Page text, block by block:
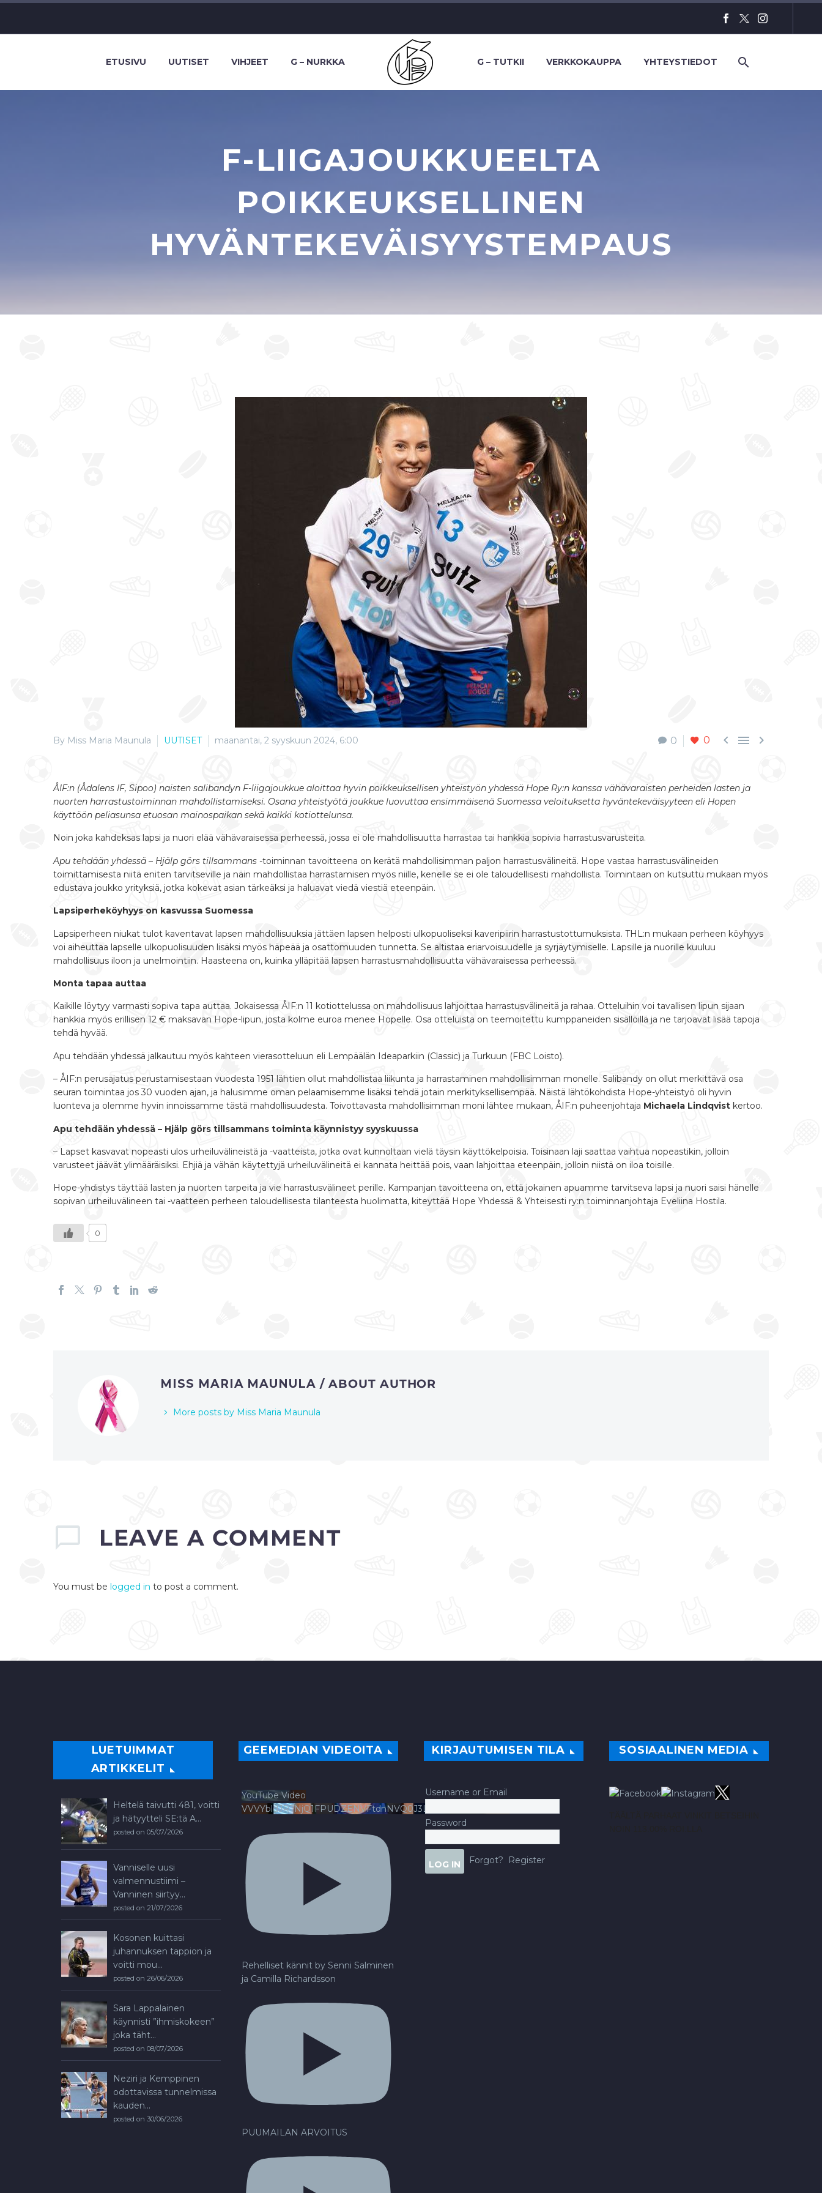
ETUSIVU UUTISET VIHJEET G – NURKKA G – TUTKII VERKKOKAUPPA YHTEYSTIEDOT
F-LIIGAJOUKKUEELTA
POIKKEUKSELLINEN
HYVÄNTEKEVÄISYYSTEMPAUS
0 0   
By Miss Maria Maunula UUTISET maanantai, 2 syyskuun 2024, 6:00
ÅIF:n (Ådalens IF, Sipoo) naisten salibandyn F-liigajoukkue aloittaa hyvin poikkeuksellisen yhteistyön yhdessä Hope Ry:n kanssa vähävaraisten perheiden lasten ja
nuorten harrastustoiminnan mahdollistamiseksi. Osana yhteistyötä joukkue luovuttaa ensimmäisenä Suomessa veloituksetta hyväntekeväisyyteen eli Hopen
käyttöön peliasunsa etuosan mainospaikan sekä kaikki kotiottelunsa.
Noin joka kahdeksas lapsi ja nuori elää vähävaraisessa perheessä, jossa ei ole mahdollisuutta harrastaa tai hankkia sopivia harrastusvarusteita.
Apu tehdään yhdessä – Hjälp görs tillsammans -toiminnan tavoitteena on kerätä mahdollisimman paljon harrastusvälineitä. Hope vastaa harrastusvälineiden
toimittamisesta niitä eniten tarvitseville ja näin mahdollistaa harrastamisen myös niille, kenelle se ei ole taloudellisesti mahdollista. Toimintaan on kutsuttu mukaan myös
edustava joukko yrityksiä, jotka kokevat asian tärkeäksi ja haluavat viedä viestiä eteenpäin.
Lapsiperheköyhyys on kasvussa Suomessa
Lapsiperheen niukat tulot kaventavat lapsen mahdollisuuksia jättäen lapsen helposti ulkopuoliseksi kaveripiirin harrastustottumuksista. THL:n mukaan perheen köyhyys
voi aiheuttaa lapselle ulkopuolisuuden lisäksi myös häpeää ja osattomuuden tunnetta. Se altistaa eriarvoisuudelle ja syrjäytymiselle. Lapsille ja nuorille kuuluu
mahdollisuus iloon ja unelmointiin. Haasteena on, kuinka ylläpitää lapsen harrastusmahdollisuutta vähävaraisessa perheessä.
Monta tapaa auttaa
Kaikille löytyy varmasti sopiva tapa auttaa. Jokaisessa ÅIF:n 11 kotiottelussa on mahdollisuus lahjoittaa harrastusvälineitä ja rahaa. Otteluihin voi tavallisen lipun sijaan
hankkia myös erillisen 12 € maksavan Hope-lipun, josta kolme euroa menee Hopelle. Osa otteluista on teemoitettu kumppaneiden sisällöillä ja ne tarjoavat lisää tapoja
tehdä hyvää.
Apu tehdään yhdessä jalkautuu myös kahteen vierasotteluun eli Lempäälän Ideaparkiin (Classic) ja Turkuun (FBC Loisto).
– ÅIF:n perusajatus perustamisestaan vuodesta 1951 lähtien ollut mahdollistaa liikunta ja harrastaminen mahdollisimman monelle. Salibandy on ollut merkittävä osa
seuran toimintaa jos 30 vuoden ajan, ja halusimme oman pelaamisemme lisäksi tehdä jotain merkityksellisempää. Näistä lähtökohdista Hope-yhteistyö oli hyvin
luonteva ja olemme hyvin innoissamme tästä mahdollisuudesta. Toivottavasta mahdollisimman moni lähtee mukaan, ÅIF:n puheenjohtaja Michaela Lindqvist kertoo.
Apu tehdään yhdessä – Hjälp görs tillsammans toiminta käynnistyy syyskuussa
– Lapset kasvavat nopeasti ulos urheiluvälineistä ja -vaatteista, jotka ovat kunnoltaan vielä täysin käyttökelpoisia. Toisinaan laji saattaa vaihtua nopeastikin, jolloin
varusteet jäävät ylimääräisiksi. Ehjiä ja vähän käytettyjä urheiluvälineitä ei kannata heittää pois, vaan lahjoittaa eteenpäin, jolloin niistä on iloa toisille.
Hope-yhdistys täyttää lasten ja nuorten tarpeita ja vie harrastusvälineet perille. Kampanjan tavoitteena on, että jokainen apuamme tarvitseva lapsi ja nuori saisi hänelle
sopivan urheiluvälineen tai -vaatteen perheen taloudellisesta tilanteesta huolimatta, kiteyttää Hope Yhdessä & Yhteisesti ry:n toiminnanjohtaja Eveliina Hostila.
0
MISS MARIA MAUNULA/ ABOUT AUTHOR
More posts by Miss Maria Maunula
LEAVE A COMMENT
You must be logged in to post a comment.
LUETUIMMAT
ARTIKKELIT
Heltelä taivutti 481, voitti
ja hätyytteli SE:tä A...
posted on 05/07/2026
Vanniselle uusi
valmennustiimi –
Vanninen siirtyy...
posted on 21/07/2026
Kosonen kuittasi
juhannuksen tappion ja
voitti mou...
posted on 26/06/2026
Sara Lappalainen
käynnisti ”ihmiskokeen”
joka täht...
posted on 08/07/2026
Neziri ja Kemppinen
odottavissa tunnelmissa
kauden...
posted on 30/06/2026
GEEMEDIAN VIDEOITA
YouTube Video
VVVYbldJRTNjQ1FPUDZENVFtdnNVQ0J3LlFsbURXQWNIYldv
Rehelliset kännit by Senni Salminen
ja Camilla Richardsson
PUUMAILAN ARVOITUS
KIRJAUTUMISEN TILA
Username or Email
Password
Forgot? Register
SOSIAALINEN MEDIA